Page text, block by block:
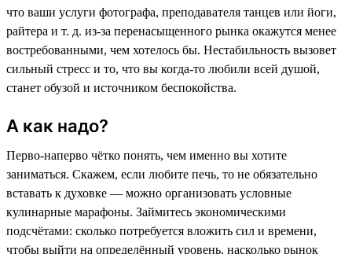
что ваши услуги фотографа, преподавателя танцев или йоги,
райтера и т. д. из-за перенасыщенного рынка окажутся менее
востребованными, чем хотелось бы. Нестабильность вызовет
сильный стресс и то, что вы когда-то любили всей душой,
станет обузой и источником беспокойства.
А как надо?
Перво-наперво чётко понять, чем именно вы хотите
заниматься. Скажем, если любите печь, то не обязательно
вставать к духовке — можно организовать условные
кулинарные марафоны. Займитесь экономическими
подсчётами: сколько потребуется вложить сил и времени,
чтобы выйти на определённый уровень, насколько рынок